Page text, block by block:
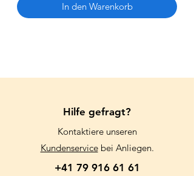
In den Warenkorb
Hilfe gefragt?
Kontaktiere unseren
Kundenservicebei Anliegen.
+41 79 916 61 61